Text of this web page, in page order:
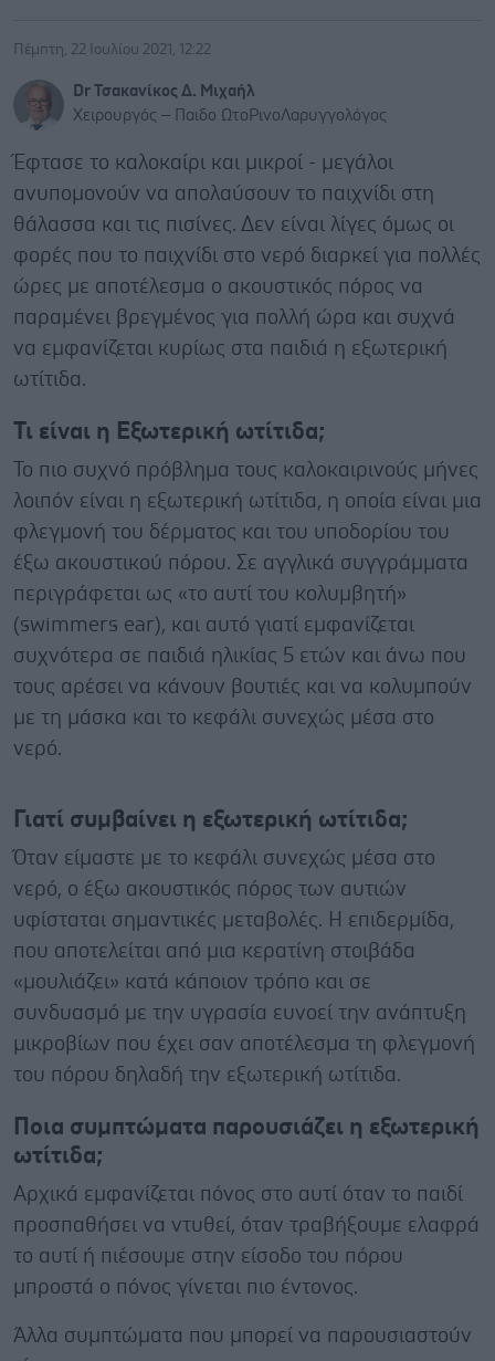
Πέμπτη, 22 Ιουλίου 2021, 12:22
Dr Τσακανίκος Δ. Μιχαήλ
Χειρουργός – Παιδο ΩτοΡινοΛαρυγγολόγος
Έφτασε το καλοκαίρι και μικροί - μεγάλοι
ανυπομονούν να απολαύσουν το παιχνίδι στη
θάλασσα και τις πισίνες. Δεν είναι λίγες όμως οι
φορές που το παιχνίδι στο νερό διαρκεί για πολλές
ώρες με αποτέλεσμα ο ακουστικός πόρος να
παραμένει βρεγμένος για πολλή ώρα και συχνά
να εμφανίζεται κυρίως στα παιδιά η εξωτερική
ωτίτιδα.
Τι είναι η Εξωτερική ωτίτιδα;
Το πιο συχνό πρόβλημα τους καλοκαιρινούς μήνες
λοιπόν είναι η εξωτερική ωτίτιδα, η οποία είναι μια
φλεγμονή του δέρματος και του υποδορίου του
έξω ακουστικού πόρου. Σε αγγλικά συγγράμματα
περιγράφεται ως «το αυτί του κολυμβητή»
(swimmers ear), και αυτό γιατί εμφανίζεται
συχνότερα σε παιδιά ηλικίας 5 ετών και άνω που
τους αρέσει να κάνουν βουτιές και να κολυμπούν
με τη μάσκα και το κεφάλι συνεχώς μέσα στο
νερό.
Γιατί συμβαίνει η εξωτερική ωτίτιδα;
Όταν είμαστε με το κεφάλι συνεχώς μέσα στο
νερό, ο έξω ακουστικός πόρος των αυτιών
υφίσταται σημαντικές μεταβολές. Η επιδερμίδα,
που αποτελείται από μια κερατίνη στοιβάδα
«μουλιάζει» κατά κάποιον τρόπο και σε
συνδυασμό με την υγρασία ευνοεί την ανάπτυξη
μικροβίων που έχει σαν αποτέλεσμα τη φλεγμονή
του πόρου δηλαδή την εξωτερική ωτίτιδα.
Ποια συμπτώματα παρουσιάζει η εξωτερική
ωτίτιδα;
Αρχικά εμφανίζεται πόνος στο αυτί όταν το παιδί
προσπαθήσει να ντυθεί, όταν τραβήξουμε ελαφρά
το αυτί ή πιέσουμε στην είσοδο του πόρου
μπροστά ο πόνος γίνεται πιο έντονος.
Άλλα συμπτώματα που μπορεί να παρουσιαστούν